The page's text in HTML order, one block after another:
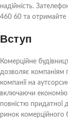
##
##
##
Сталий
#
##
надійність.
460 60 та отримайте
Вступ
Комерційне
дозволяє компаніям
компанії на
включаючи економію
повністю придатної
ринок комерційного